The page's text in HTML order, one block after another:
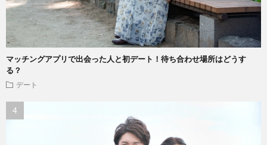
マッチングアプリで出会った人と初デート！待ち合わせ場所はどうす
る？
デート